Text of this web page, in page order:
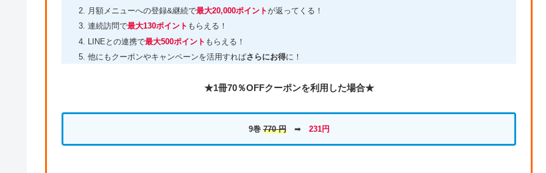
月額メニューへの登録&継続で最大20,000ポイントが返ってくる！
連続訪問で最大130ポイント もらえる！
LINEとの連携で最大500ポイント もらえる！
他にもクーポンやキャンペーンを活用すればさらにお得に！
★1冊70％OFFクーポンを利用した場合★
9巻770 円➡ 231円